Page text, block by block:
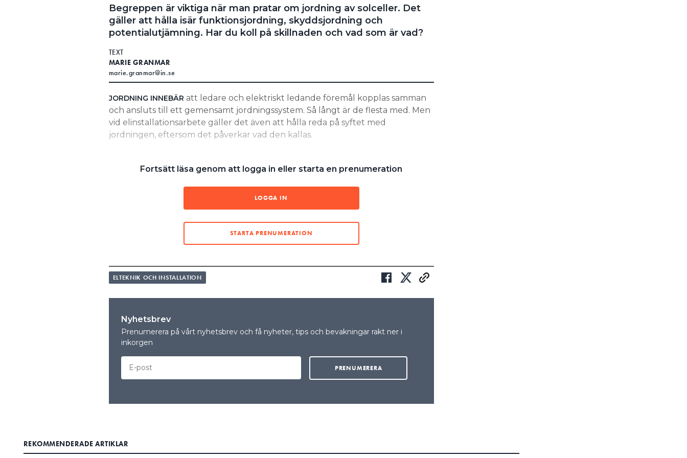
Begreppen är viktiga när man pratar om jordning av solceller. Det
gäller att hålla isär funktionsjordning, skyddsjordning och
potentialutjämning. Har du koll på skillnaden och vad som är vad?
TEXT
MARIE GRANMAR
marie.granmar@in.se
JORDNING INNEBÄR att ledare och elektriskt ledande föremål kopplas samman
och ansluts till ett gemensamt jordningssystem. Så långt är de flesta med. Men
vid elinstallationsarbete gäller det även att hålla reda på syftet med
jordningen, eftersom det påverkar vad den kallas.
med funktionsutjämningen. Den görs för att
potentialskillnader mellan olika objekt, eller störningar,
inte ska påverka drift och funktion hos ansluten
utrustning.”
JOAKIM GRAFSTRÖM, SEK SVENSK ELSTANDARD
JORDA SOLCELLERNA? ”JAG STÅR PÅ MIG – MAN SKA JORDA!”
LÄS OCKSÅ:
JORDA SOLCELLERNA? ”MER OCH MER VÄXELRIKTARE UTAN GALVANISK ÅTSKILJNING”
Här reder Joakim Grafström, teknisk expert hos SEK Svensk Elstandard, ut
begreppen:
Potentialutjämning
Potentialutjämning är ett samlingsbegrepp, som innebär att spänningsnivåer
Så fungerar skyddsutjämning
Fortsätt läsa genom att logga in eller starta en prenumeration
LOGGA IN
STARTA PRENUMERATION
ELTEKNIK OCH INSTALLATION
Nyhetsbrev
Prenumerera på vårt nyhetsbrev och få nyheter, tips och bevakningar rakt ner i
inkorgen
REKOMMENDERADE ARTIKLAR